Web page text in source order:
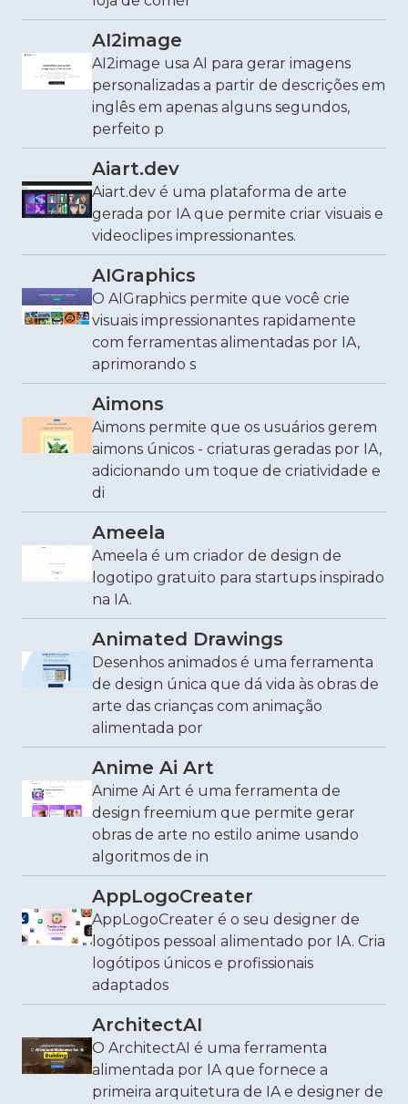
AI2image
AI2image usa AI para gerar imagens
personalizadas a partir de descrições em
inglês em apenas alguns segundos,
perfeito p
Aiart.dev
Aiart.dev é uma plataforma de arte
gerada por IA que permite criar visuais e
videoclipes impressionantes.
AIGraphics
O AIGraphics permite que você crie
visuais impressionantes rapidamente
com ferramentas alimentadas por IA,
aprimorando s
Aimons
Aimons permite que os usuários gerem
aimons únicos - criaturas geradas por IA,
adicionando um toque de criatividade e
di
Ameela
Ameela é um criador de design de
logotipo gratuito para startups inspirado
na IA.
Animated Drawings
Desenhos animados é uma ferramenta
de design única que dá vida às obras de
arte das crianças com animação
alimentada por
Anime Ai Art
Anime Ai Art é uma ferramenta de
design freemium que permite gerar
obras de arte no estilo anime usando
algoritmos de in
AppLogoCreater
AppLogoCreater é o seu designer de
logótipos pessoal alimentado por IA. Cria
logótipos únicos e profissionais
adaptados
ArchitectAI
O ArchitectAI é uma ferramenta
alimentada por IA que fornece a
primeira arquitetura de IA e designer de